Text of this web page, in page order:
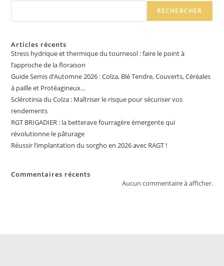
RECHERCHER
Articles récents
Stress hydrique et thermique du tournesol : faire le point à
l’approche de la floraison
Guide Semis d’Automne 2026 : Colza, Blé Tendre, Couverts, Céréales
à paille et Protéagineux…
Sclérotinia du Colza : Maîtriser le risque pour sécuriser vos
rendements
RGT BRIGADIER : la betterave fourragère émergente qui
révolutionne le pâturage
Réussir l’implantation du sorgho en 2026 avec RAGT !
Commentaires récents
Aucun commentaire à afficher.